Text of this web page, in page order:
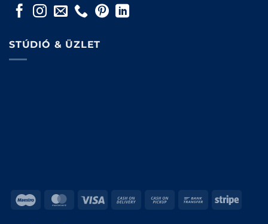
STÚDIÓ & ÜZLET
Maestro MasterCard
Visa
Cash
Cash
Bank
Stripe